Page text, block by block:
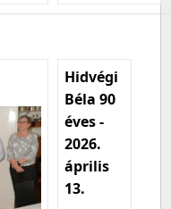
Hidvégi
Béla 90
éves -
2026.
április
13.